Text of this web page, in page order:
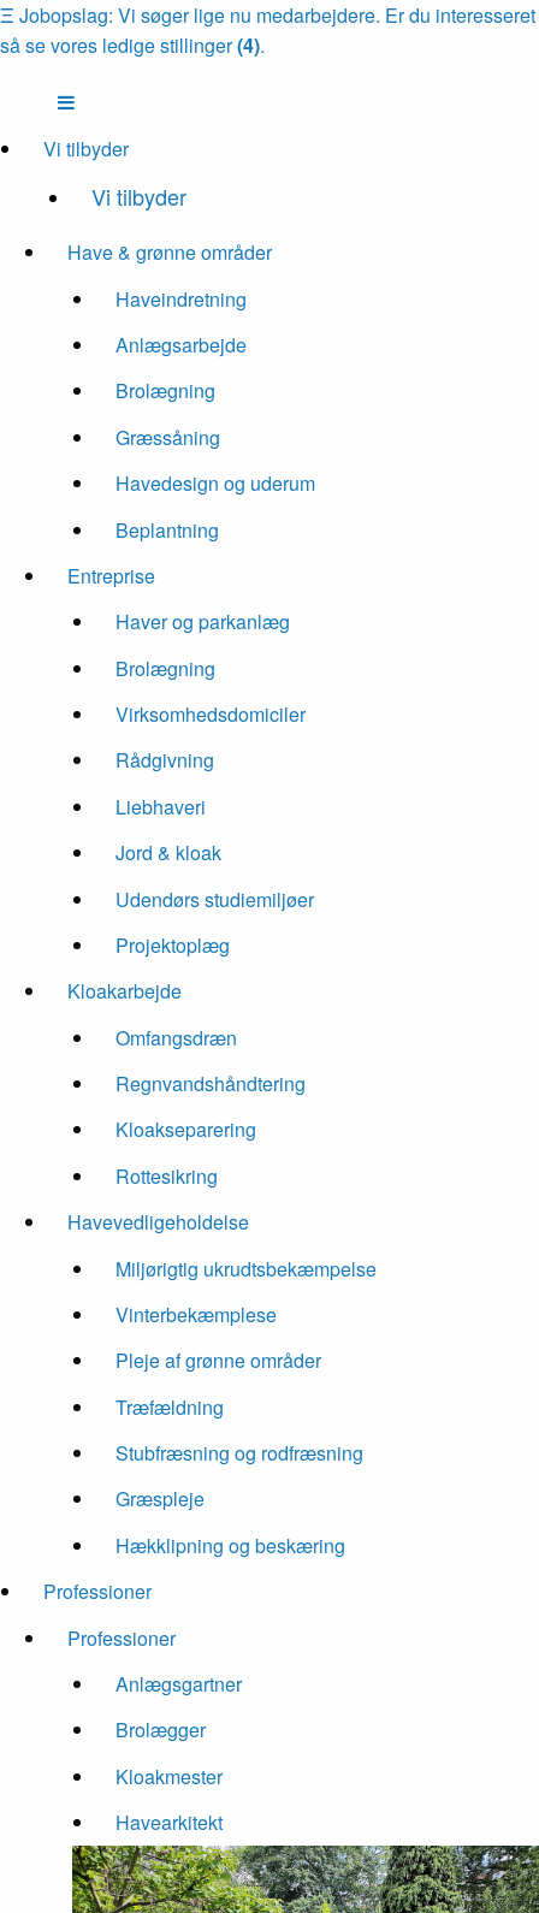
Ξ Jobopslag: Vi søger lige nu medarbejdere. Er du interesseret
så se vores ledige stillinger(4).
Vi tilbyder
Vi tilbyder
Have & grønne områder
Haveindretning
Anlægsarbejde
Brolægning
Græssåning
Havedesign og uderum
Beplantning
Entreprise
Haver og parkanlæg
Brolægning
Virksomhedsdomiciler
Rådgivning
Liebhaveri
Jord & kloak
Udendørs studiemiljøer
Projektoplæg
Kloakarbejde
Omfangsdræn
Regnvandshåndtering
Kloakseparering
Rottesikring
Havevedligeholdelse
Miljørigtig ukrudtsbekæmpelse
Vinterbekæmplese
Pleje af grønne områder
Træfældning
Stubfræsning og rodfræsning
Græspleje
Hækklipning og beskæring
Professioner
Professioner
Anlægsgartner
Brolægger
Kloakmester
Havearkitekt